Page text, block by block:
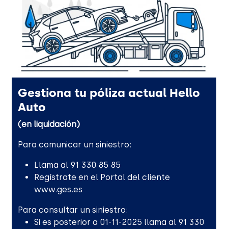
Gestiona tu póliza actual Hello
Auto
(en liquidación)
Para comunicar un siniestro:
Llama al 91 330 85 85
Regístrate en el Portal del cliente
www.ges.es
Para consultar un siniestro:
Si es posterior a 01-11-2025 llama al 91 330